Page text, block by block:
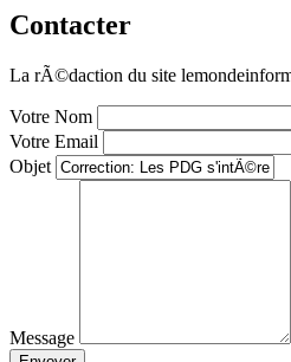
Contacter
La rÃ©daction du site
Votre Nom
Votre Email
Objet
Message